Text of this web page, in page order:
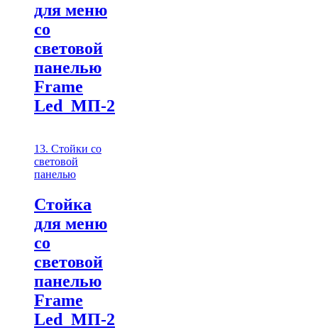
для меню
со
световой
панелью
Frame
Led МП-2
13. Стойки со
световой
панелью
Стойка
для меню
со
световой
панелью
Frame
Led МП-2